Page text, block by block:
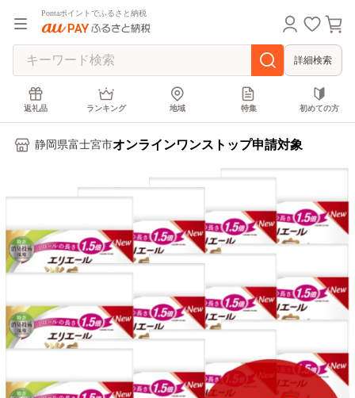
Pontaポイントでふるさと納税
詳細検索
返礼品 ランキング 地域 特集 初めての方
静岡県富士宮市オンラインワンストップ申請対象